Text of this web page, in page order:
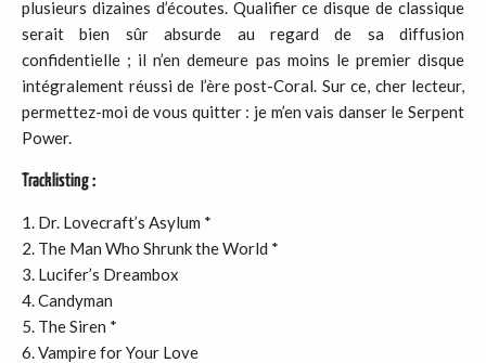
plusieurs dizaines d’écoutes. Qualifier ce disque de classique
serait bien sûr absurde au regard de sa diffusion
confidentielle ; il n’en demeure pas moins le premier disque
intégralement réussi de l’ère post-Coral. Sur ce, cher lecteur,
permettez-moi de vous quitter : je m’en vais danser le Serpent
Power.
Tracklisting :
Dr. Lovecraft’s Asylum *
The Man Who Shrunk the World *
Lucifer’s Dreambox
Candyman
The Siren *
Vampire for Your Love